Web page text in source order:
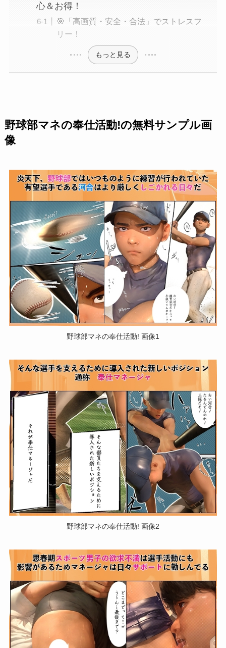
心＆お得！
🎯「高画質・安全・合法」でストレスフ
リー！
もっと見る
野球部マネの奉仕活動!の無料サンプル画
像
野球部マネの奉仕活動! 画像1
野球部マネの奉仕活動! 画像2